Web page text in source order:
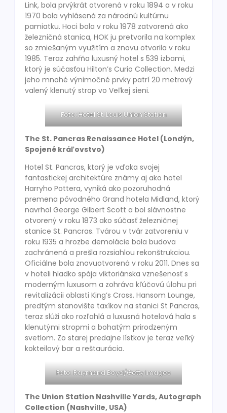
Link, bola prvýkrát otvorená v roku 1894 a v roku
1970 bola vyhlásená za národnú kultúrnu
pamiatku. Hoci bola v roku 1978 zatvorená ako
železničná stanica, HOK ju pretvorila na komplex
so zmiešaným využitím a znovu otvorila v roku
1985. Teraz zahŕňa luxusný hotel s 539 izbami,
ktorý je súčasťou Hilton’s Curio Collection. Medzi
jeho mnohé výnimočné prvky patrí 20 metrový
valený klenutý strop vo Veľkej sieni.
Foto: Hotel St. Louis Union Station
The St. Pancras Renaissance Hotel (Londýn,
Spojené kráľovstvo)
Hotel St. Pancras, ktorý je vďaka svojej
fantastickej architektúre známy aj ako hotel
Harryho Pottera, vyniká ako pozoruhodná
premena pôvodného Grand hotela Midland, ktorý
navrhol George Gilbert Scott a bol slávnostne
otvorený v roku 1873 ako súčasť železničnej
stanice St. Pancras. Tvárou v tvár zatvoreniu v
roku 1935 a hrozbe demolácie bola budova
zachránená a prešla rozsiahlou rekonštrukciou.
Oficiálne bola znovuotvorená v roku 2011. Dnes sa
v hoteli hladko spája viktoriánska vznešenosť s
moderným luxusom a zohráva kľúčovú úlohu pri
revitalizácii oblasti King’s Cross. Hansom Lounge,
predtým stanovište taxíkov na stanici St Pancras,
teraz slúži ako rozľahlá a luxusná hotelová hala s
klenutými stropmi a bohatým prirodzeným
svetlom. Zo starej predajne lístkov je teraz veľký
kokteilový bar a reštaurácia.
Foto: Raymond Boyd/Getty Images
The Union Station Nashville Yards, Autograph
Collection (Nashville, USA)